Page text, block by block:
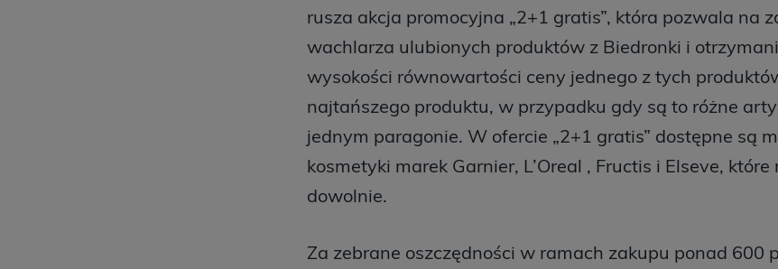
rusza akcja promocyjna „2+1 gratis”, która pozwala na
wachlarza ulubionych produktów z Biedronki i
wysokości równowartości ceny jednego z tych
najtańszego produktu, w przypadku gdy są to różne
jednym paragonie. W ofercie „2+1 gratis” dostępne są
kosmetyki marek Garnier, L’Oreal , Fructis i Elseve,
dowolnie.
Za zebrane oszczędności w ramach zakupu ponad 600